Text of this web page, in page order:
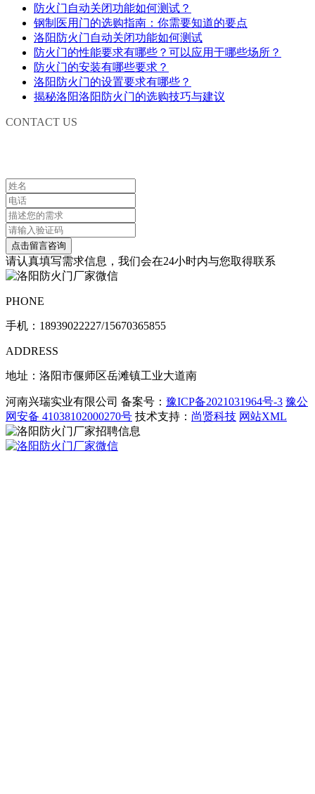
防火门自动关闭功能如何测试？
钢制医用门的选购指南：你需要知道的要点
洛阳防火门自动关闭功能如何测试
防火门的性能要求有哪些？可以应用于哪些场所？
防火门的安装有哪些要求？
洛阳防火门的设置要求有哪些？
揭秘洛阳洛阳防火门的选购技巧与建议
CONTACT US
请认真填写需求信息，我们会在24小时内与您取得联系
PHONE
手机： 18939022227/15670365855
ADDRESS
地址：洛阳市偃师区岳滩镇工业大道南
河南兴瑞实业有限公司 备案号： 豫ICP备2021031964号-3 豫公
网安备 41038102000270号 技术支持： 尚贤科技 网站XML